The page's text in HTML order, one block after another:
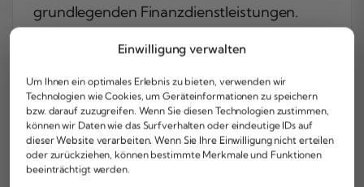
Einwilligung verwalten
Um Ihnen ein optimales Erlebnis zu bieten, verwenden wir
Technologien wie Cookies, um Geräteinformationen zu speichern
bzw. darauf zuzugreifen. Wenn Sie diesen Technologien zustimmen,
können wir Daten wie das Surfverhalten oder eindeutige IDs auf
dieser Website verarbeiten. Wenn Sie Ihre Einwilligung nicht erteilen
oder zurückziehen, können bestimmte Merkmale und Funktionen
beeinträchtigt werden.
grundlegenden Finanzdienstleistungen.
Risiken und
Herausforderungen